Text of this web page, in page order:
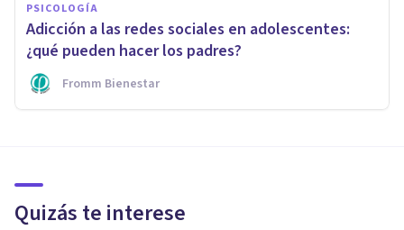
PSICOLOGÍA
Adicción a las redes sociales en adolescentes:
¿qué pueden hacer los padres?
Fromm Bienestar
Quizás te interese